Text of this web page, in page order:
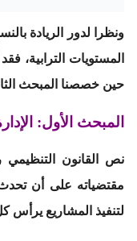
ونظرا لدور الريادة
المستويات الترابية،
حين خصصنا المبحث
المبحث الأول:
مقتضياته على أن تحدث
لتنفيذ المشاريع يرأس